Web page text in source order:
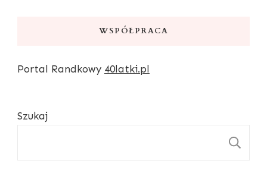
WSPÓŁPRACA
Portal Randkowy 40latki.pl
Szukaj